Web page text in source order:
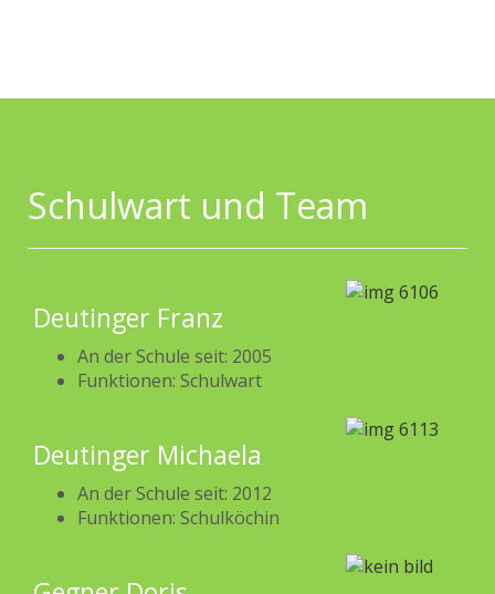
Schulwart und Team
Deutinger Franz
An der Schule seit: 2005
Funktionen: Schulwart
Deutinger Michaela
An der Schule seit: 2012
Funktionen: Schulköchin